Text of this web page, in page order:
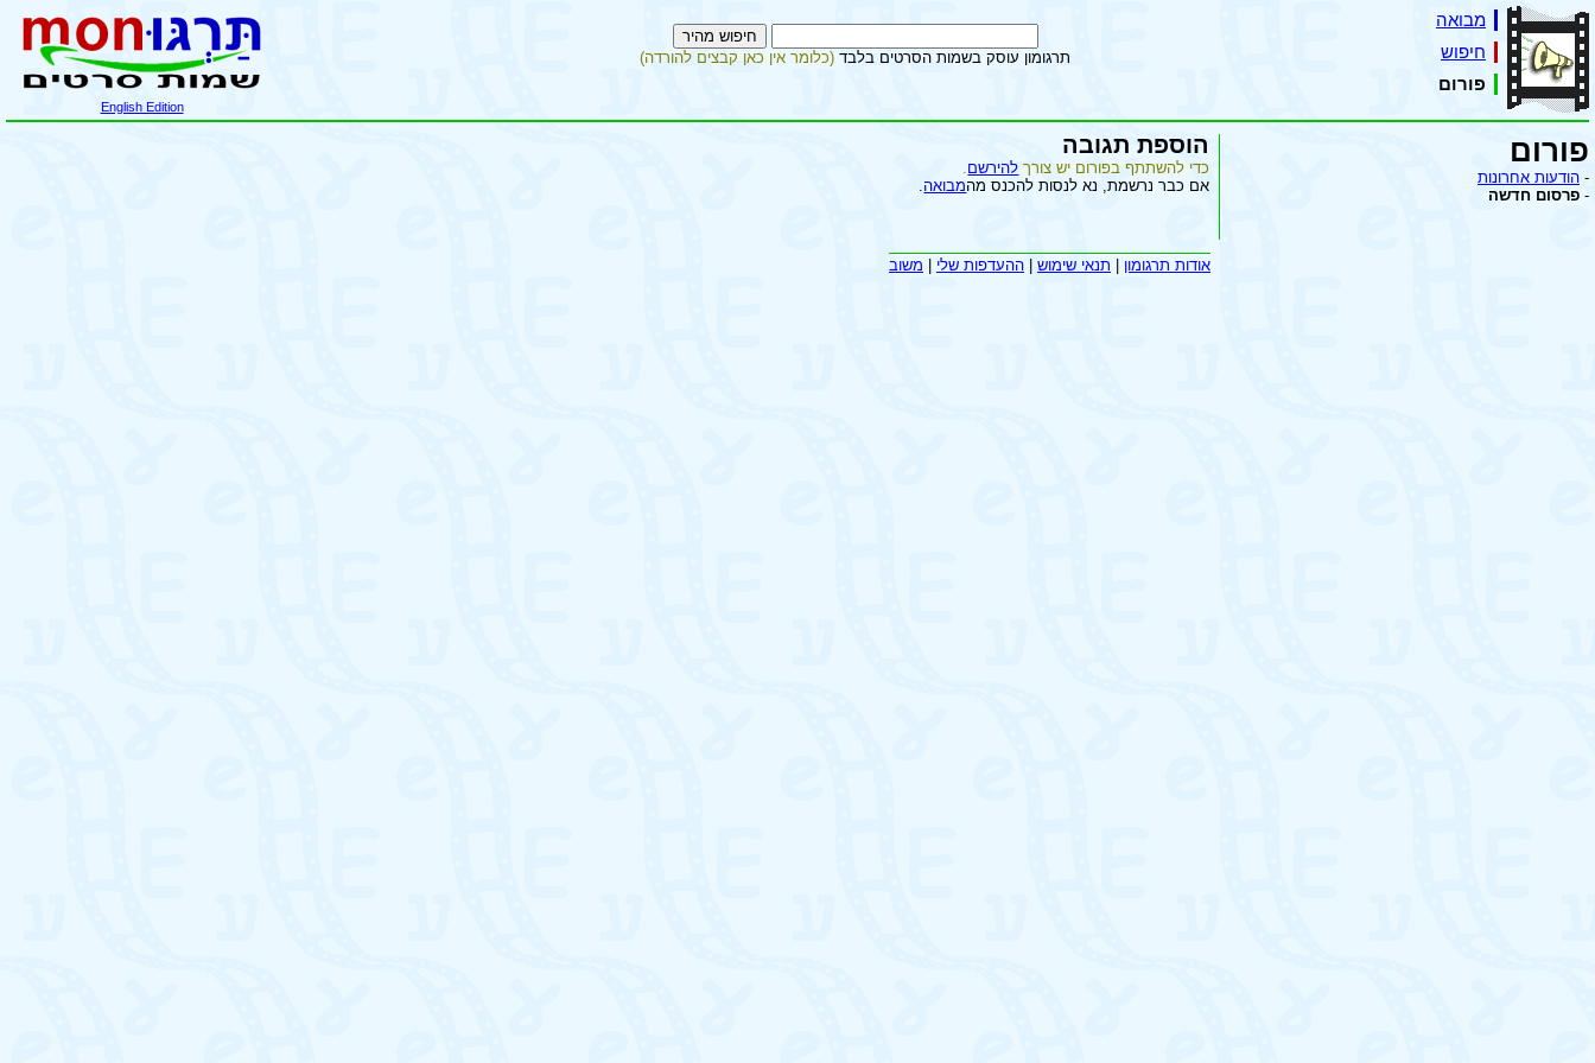
מבואה
חיפוש
פורום
תרגומון עוסק בשמות הסרטים בלבד (כלומר אין כאן קבצים להורדה)
English Edition
פורום
- הודעות אחרונות
- פרסום חדשה
הוספת תגובה
כדי להשתתף בפורום יש צורך להירשם.
אם כבר נרשמת, נא לנסות להכנס מהמבואה.
אודות תרגומון תנאי שימוש ההעדפות שלי משוב